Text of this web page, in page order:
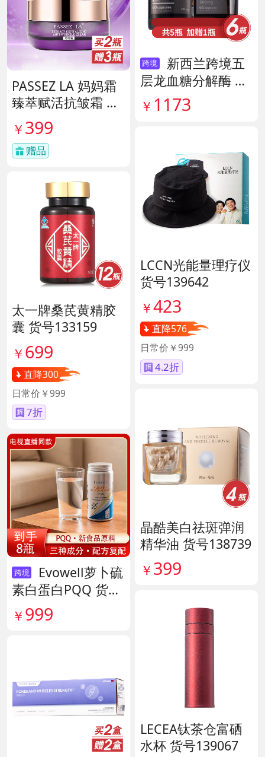
PASSEZ LA 妈妈霜
臻萃赋活抗皱霜 货
号137759
￥ 399
赠品
太一牌桑芪黄精胶
囊 货号133159
￥ 699
直降300
日常价￥999
7折
跨境
Evowell萝卜硫
素白蛋白PQQ 货号
142042
￥ 999
跨境
新西兰跨境五
层龙血糖分解酶 货
号138890
￥ 1173
LCCN光能量理疗仪
货号139642
￥423
直降576
日常价￥999
4.2折
晶酷美白祛斑弹润
精华油 货号138739
￥ 399
LECEA钛茶仓富硒
水杯 货号139067